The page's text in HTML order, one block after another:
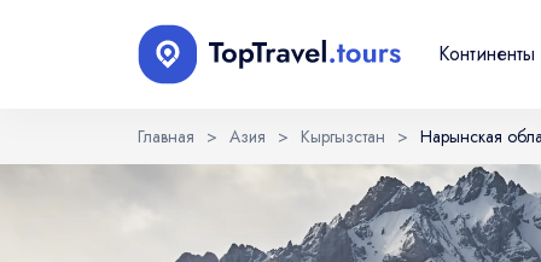
Континенты
Главная > Азия > Кыргызстан > Нарынская
Выберите язык